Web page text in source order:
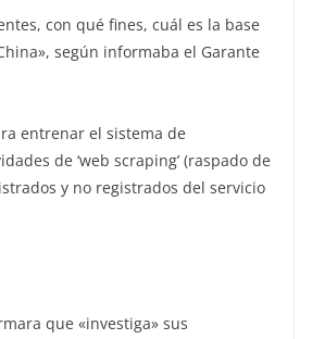
con qué fines, cuál es la base
según informaba el Garante
entrenar el sistema de
de ‘web scraping’ (raspado de
y no registrados del servicio
que «investiga» sus